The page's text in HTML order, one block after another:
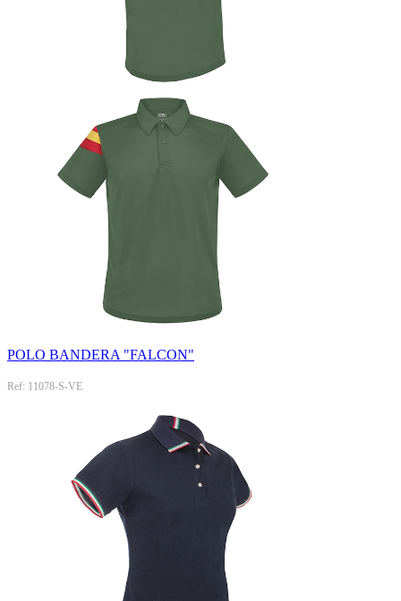
POLO BANDERA "FALCON"
Ref: 11078-S-VE